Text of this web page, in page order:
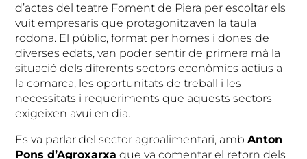
d’actes del teatre Foment de Piera per escoltar els
vuit empresaris que protagonitzaven la taula
rodona. El públic, format per homes i dones de
diverses edats, van poder sentir de primera mà la
situació dels diferents sectors econòmics actius a
la comarca, les oportunitats de treball i les
necessitats i requeriments que aquests sectors
exigeixen avui en dia.
Es va parlar del sector agroalimentari, ambAnton
Pons d’Agroxarxa que va comentar el retorn dels